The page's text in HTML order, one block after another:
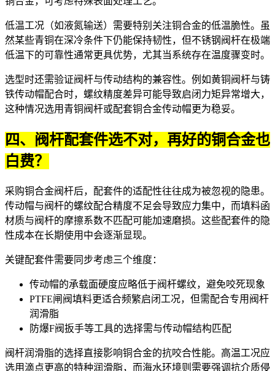
低温工况（如液氮输送）需要特别关注铜合金的低温脆性。虽
然某些青铜在深冷条件下仍能保持韧性，但不锈钢阀杆在极端
低温下的可靠性通常更具优势，尤其当系统存在温度骤变时。
选型时还需验证阀杆与传动结构的兼容性。例如黄铜阀杆与铸
铁传动帽配合时，螺纹精度差异可能导致启闭力矩异常增大，
这种情况选用青铜阀杆或配套铜合金传动帽更为稳妥。
四、阀杆配套件选不对，再好的铜合金也
白费？
采购铜合金阀杆后，配套件的适配性往往成为被忽视的隐患。
传动帽与阀杆的螺纹配合精度不足会导致应力集中，而填料函
材质与阀杆的摩擦系数不匹配可能加速磨损。这些配套件的隐
性成本在长期使用中会逐渐显现。
关键配套件需要同步考虑三个维度：
传动帽的承载面硬度应略低于阀杆螺纹，避免咬死现象
PTFE闸阀填料更适合频繁启闭工况，但需配合专用 阀杆
润滑脂
防爆F阀扳手等工具的选择需与传动帽结构匹配
阀杆润滑脂的选择直接影响铜合金的抗咬合性能。高温工况应
选用滴点更高的特种润滑脂，而海水环境则需要强调抗介质侵